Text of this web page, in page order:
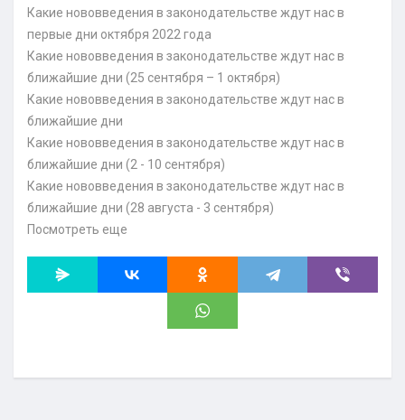
Какие нововведения в законодательстве ждут нас в
первые дни октября 2022 года
Какие нововведения в законодательстве ждут нас в
ближайшие дни (25 сентября – 1 октября)
Какие нововведения в законодательстве ждут нас в
ближайшие дни
Какие нововведения в законодательстве ждут нас в
ближайшие дни (2 - 10 сентября)
Какие нововведения в законодательстве ждут нас в
ближайшие дни (28 августа - 3 сентября)
Посмотреть еще